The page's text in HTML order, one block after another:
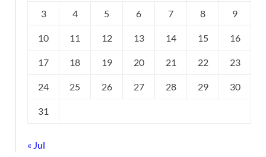
3 4 5 6 7 8 9
10 11 12 13 14 15 16
17 18 19 20 21 22 23
24 25 26 27 28 29 30
31
« Jul